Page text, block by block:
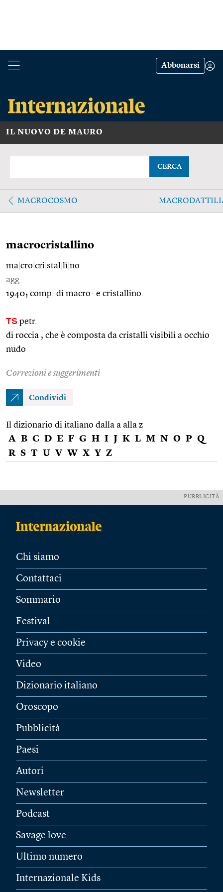
Abbonarsi
IL NUOVO DE MAURO
CERCA
MACROCOSMO
macrocristallino
ma cro cri stal lì no
agg.
1940; comp. di macro- e cristallino.
TS petr.
di roccia , che è composta da cristalli visibili a occhio
nudo
Correzioni e suggerimenti
Condividi
Il dizionario di italiano dalla a alla z
A B C D E F G H I J K L M N O P Q
R S T U V W X Y Z
PUBBLICITÀ
Chi siamo
Contattaci
Sommario
Festival
Privacy e cookie
Video
Dizionario italiano
Oroscopo
Pubblicità
Paesi
Autori
Newsletter
Podcast
Savage love
Ultimo numero
Internazionale Kids